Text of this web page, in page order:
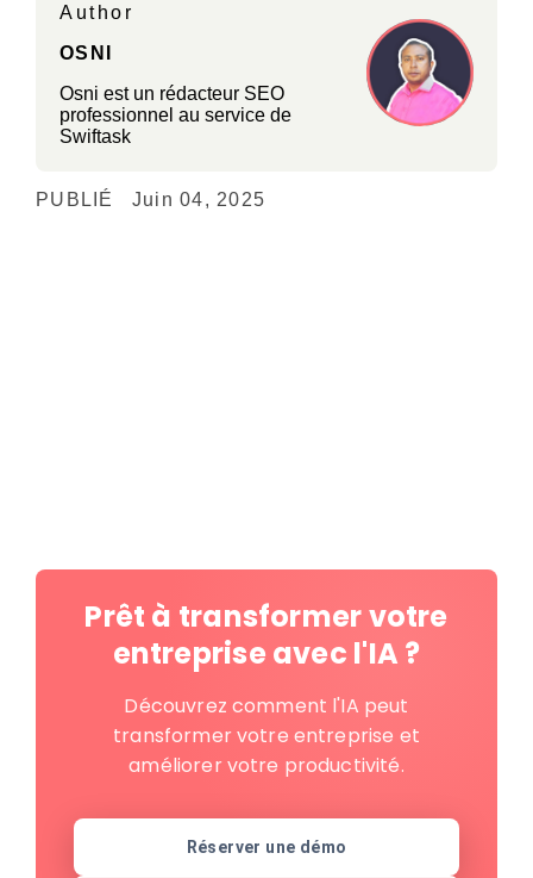
Author
OSNI
Osni est un rédacteur SEO
professionnel au service de
Swiftask
PUBLIÉ Juin 04, 2025
Prêt à transformer votre
entreprise avec l'IA ?
Découvrez comment l'IA peut
transformer votre entreprise et
améliorer votre productivité.
Réserver une démo